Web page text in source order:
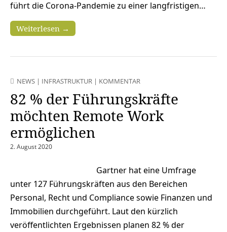
führt die Corona-Pandemie zu einer langfristigen…
Weiterlesen →
NEWS | INFRASTRUKTUR | KOMMENTAR
82 % der Führungskräfte
möchten Remote Work
ermöglichen
2. August 2020
Gartner hat eine Umfrage
unter 127 Führungskräften aus den Bereichen
Personal, Recht und Compliance sowie Finanzen und
Immobilien durchgeführt. Laut den kürzlich
veröffentlichten Ergebnissen planen 82 % der